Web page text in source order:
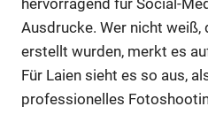
hervorragend für Social-
Ausdrucke. Wer nicht
erstellt wurden, merkt es
Für Laien sieht es so aus,
professionelles